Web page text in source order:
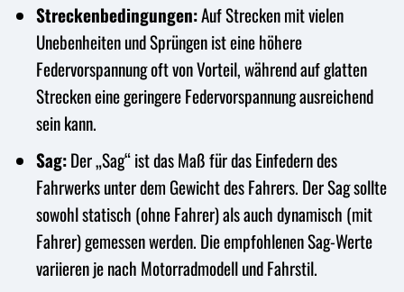
Streckenbedingungen:Auf Strecken mit vielen
Unebenheiten und Sprüngen ist eine höhere
Federvorspannung oft von Vorteil, während auf glatten
Strecken eine geringere Federvorspannung ausreichend
sein kann.
Sag:Der „Sag“ ist das Maß für das Einfedern des
Fahrwerks unter dem Gewicht des Fahrers. Der Sag sollte
sowohl statisch (ohne Fahrer) als auch dynamisch (mit
Fahrer) gemessen werden. Die empfohlenen Sag-Werte
variieren je nach Motorradmodell und Fahrstil.